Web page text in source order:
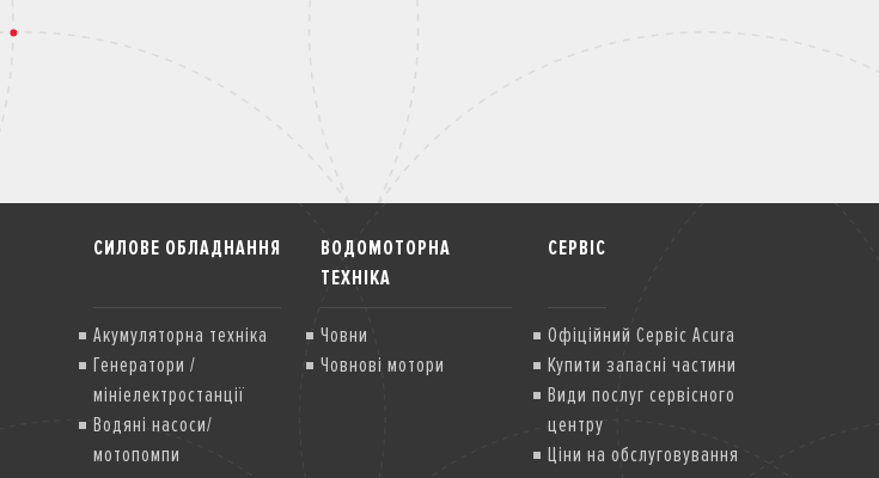
СИЛОВЕ ОБЛАДНАННЯ
Акумуляторна техніка
Генератори /
мініелектростанції
Водяні насоси/
мотопомпи
ВОДОМОТОРНА
ТЕХНІКА
Човни
Човнові мотори
СЕРВІС
Офіційний Сервіс Acura
Купити запасні частини
Види послуг сервісного
центру
Ціни на обслуговування